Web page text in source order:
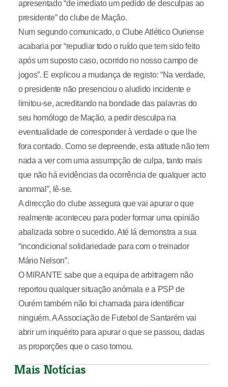
apresentado “de imediato um pedido de desculpas ao
presidente” do clube de Mação.
Num segundo comunicado, o Clube Atlético Ouriense
acabaria por “repudiar todo o ruído que tem sido feito
após um suposto caso, ocorrido no nosso campo de
jogos”. E explicou a mudança de registo: “Na verdade,
o presidente não presenciou o aludido incidente e
limitou-se, acreditando na bondade das palavras do
seu homólogo de Mação, a pedir desculpa na
eventualidade de corresponder à verdade o que lhe
fora contado. Como se depreende, esta atitude não tem
nada a ver com uma assumpção de culpa, tanto mais
que não há evidências da ocorrência de qualquer acto
anormal”, lê-se.
A direcção do clube assegura que vai apurar o que
realmente aconteceu para poder formar uma opinião
abalizada sobre o sucedido. Até lá demonstra a sua
“incondicional solidariedade para com o treinador
Mário Nelson”.
O MIRANTE sabe que a equipa de arbitragem não
reportou qualquer situação anómala e a PSP de
Ourém também não foi chamada para identificar
ninguém. A Associação de Futebol de Santarém vai
abrir um inquérito para apurar o que se passou, dadas
as proporções que o caso tomou.
Mais Notícias